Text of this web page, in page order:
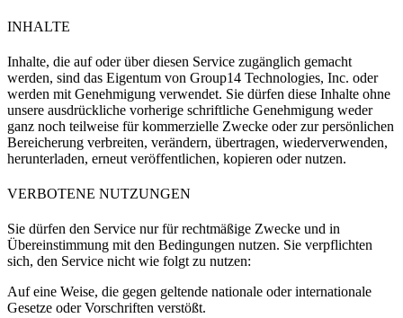
INHALTE
Inhalte, die auf oder über diesen Service zugänglich gemacht
werden, sind das Eigentum von Group14 Technologies, Inc. oder
werden mit Genehmigung verwendet. Sie dürfen diese Inhalte ohne
unsere ausdrückliche vorherige schriftliche Genehmigung weder
ganz noch teilweise für kommerzielle Zwecke oder zur persönlichen
Bereicherung verbreiten, verändern, übertragen, wiederverwenden,
herunterladen, erneut veröffentlichen, kopieren oder nutzen.
VERBOTENE NUTZUNGEN
Sie dürfen den Service nur für rechtmäßige Zwecke und in
Übereinstimmung mit den Bedingungen nutzen. Sie verpflichten
sich, den Service nicht wie folgt zu nutzen:
Auf eine Weise, die gegen geltende nationale oder internationale
Gesetze oder Vorschriften verstößt.